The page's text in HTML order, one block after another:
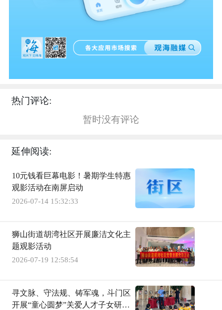
热门评论:
暂时没有评论
延伸阅读:
10元钱看巨幕电影！暑期学生特惠
观影活动在南屏启动
2026-07-14 15:32:33
狮山街道胡湾社区开展廉洁文化主
题观影活动
2026-07-19 12:58:54
寻文脉、守法规、铸军魂，斗门区
开展“童心圆梦”关爱人才子女研学